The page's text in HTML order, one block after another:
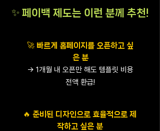
✨ 페이백 제도는 이런 분께 추천!
🚀 빠르게 홈페이지를 오픈하고 싶
은 분
→ 1개월 내 오픈만 해도 템플릿 비용
전액 환급!
🔥 준비된 디자인으로 효율적으로 제
작하고 싶은 분